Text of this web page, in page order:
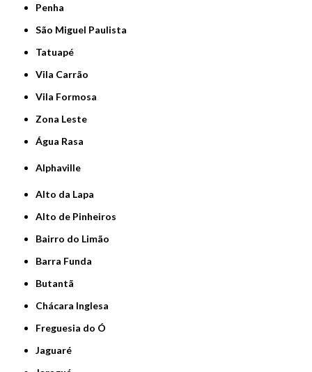
Penha
São Miguel Paulista
Tatuapé
Vila Carrão
Vila Formosa
Zona Leste
Água Rasa
Alphaville
Alto da Lapa
Alto de Pinheiros
Bairro do Limão
Barra Funda
Butantã
Chácara Inglesa
Freguesia do Ó
Jaguaré